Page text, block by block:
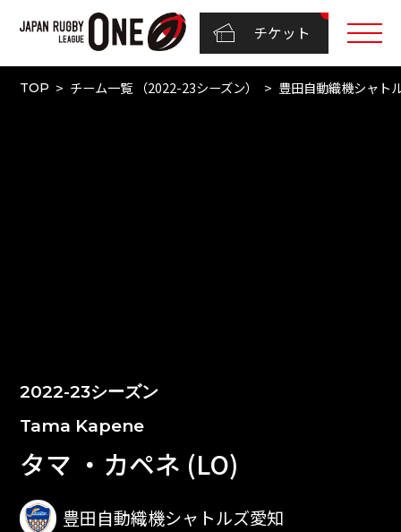
チケット
TOP チーム一覧 （2022-23シーズン） 豊田自動織機シャト
2022-23シーズン
Tama Kapene
タマ ・カペネ (LO)
豊田自動織機シャトルズ愛知